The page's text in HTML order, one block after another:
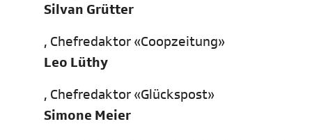
Silvan Grütter
, Chefredaktor «Coopzeitung»
Leo Lüthy
, Chefredaktor «Glückspost»
Simone Meier